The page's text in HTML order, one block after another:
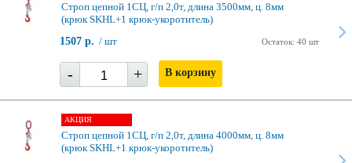
Строп цепной 1СЦ, г/п 2,0т, длина 3500мм, ц. 8мм
(крюк SKHL+1 крюк-укоротитель)
Остаток: 40 шт
1507 р. / шт
- + В корзину
АКЦИЯ
Строп цепной 1СЦ, г/п 2,0т, длина 4000мм, ц. 8мм
(крюк SKHL+1 крюк-укоротитель)